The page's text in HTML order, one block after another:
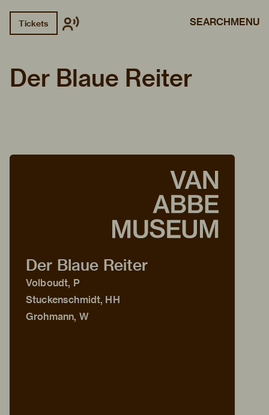
Tickets SEARCHMENU
Der Blaue Reiter
Der Blaue Reiter
Volboudt, P
Stuckenschmidt, HH
Grohmann, W